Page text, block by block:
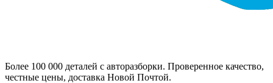
Более 100 000 деталей с авторазборки. Проверенное качество,
честные цены, доставка Новой Почтой.